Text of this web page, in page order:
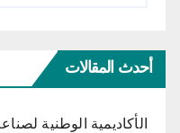
أحدث المقالات
الأكاديمية الوطنية